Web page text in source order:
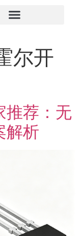
尔开
推荐：无
解析